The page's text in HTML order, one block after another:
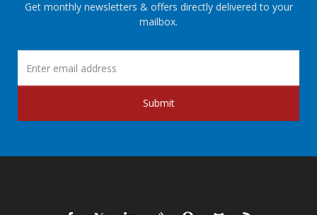
Get monthly newsletters & offers directly delivered to your
mailbox.
Submit